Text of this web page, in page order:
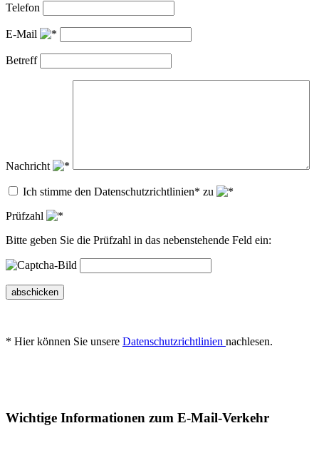
Telefon
E-Mail
Betreff
Nachricht
Ich stimme den Datenschutzrichtlinien* zu
Prüfzahl
Bitte geben Sie die Prüfzahl in das nebenstehende Feld ein:
abschicken
* Hier können Sie unsere Datenschutzrichtlinien nachlesen.
Wichtige Informationen zum E-Mail-Verkehr